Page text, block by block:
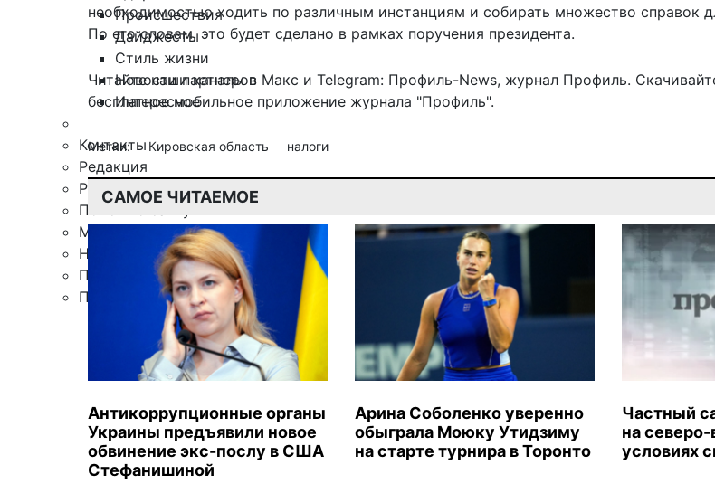
Происшествия
Дайджесты
Стиль жизни
Новости партнеров
Интересное
Контакты
Редакция
Рекламная служба
Поиск по сайту
Мобильное приложение
Награды
Правила цитирования
Подписка
необходимостью ходить по различным инстанциям и собирать множество справок
По его словам, это будет сделано в рамках поручения президента.
Читайте наши каналы в Макс и Telegram: Профиль-News, журнал Профиль.
бесплатное мобильное приложение журнала "Профиль".
Метки: Кировская область налоги
САМОЕ ЧИТАЕМОЕ
Антикоррупционные органы
Украины предъявили новое
обвинение экс-послу в США
Стефанишиной
Арина Соболенко уверенно
обыграла Моюку Утидзиму
на старте турнира в Торонто
Частный
на
условиях